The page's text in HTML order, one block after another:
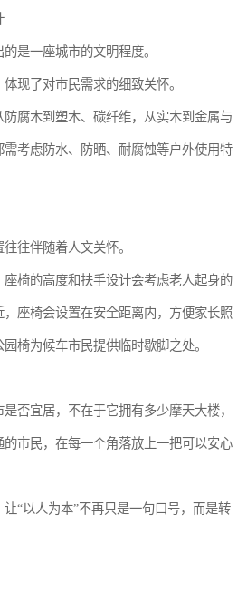
是一座城市的文明程度。
现了对市民需求的细致关怀。
腐木到塑木、碳纤维，从实木到金属与
考虑防水、防晒、耐腐蚀等户外使用特
往伴随着人文关怀。
椅的高度和扶手设计会考虑老人起身的
座椅会设置在安全距离内，方便家长照
椅为候车市民提供临时歇脚之处。
否宜居，不在于它拥有多少摩天大楼，
市民，在每一个角落放上一把可以安心
“以人为本”不再只是一句口号，而是转